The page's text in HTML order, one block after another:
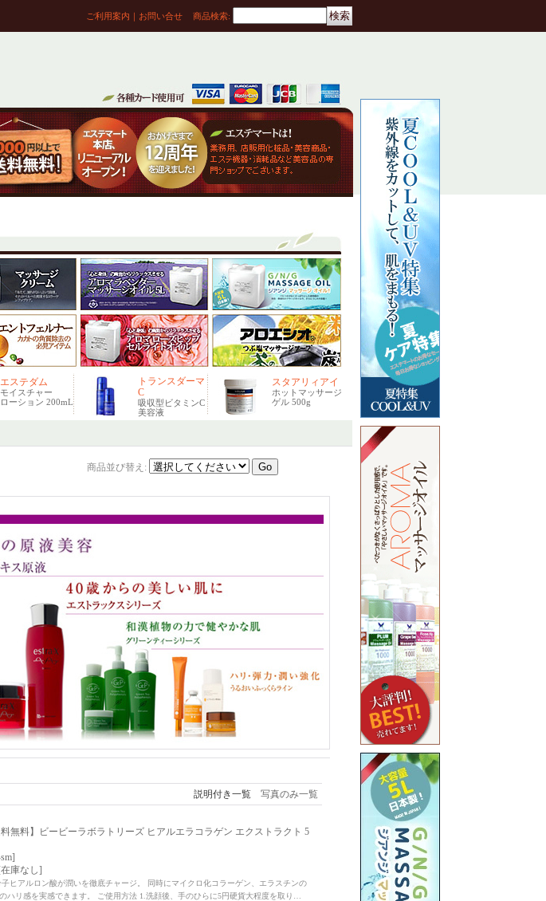
ご利用案内 ｜ お問い合せ 商品検索:
エステダム
モイスチャー
ローション 200mL
トランスダーマ
C
吸収型ビタミンC
美容液
スタアリィアイ
ホットマッサージ
ゲル 500g
商品並び替え :
説明付き一覧 写真のみ一覧
料無料】ビービーラボラトリーズ ヒアルエラコラゲン エクストラクト 5
[在庫なし]
ヒアルロン酸が潤いを徹底チャージ。 同時にマイクロ化コラーゲン、エラスチンの
ハリ感を実感できます。 ご使用方法 1.洗顔後、手のひらに5円硬貨大程度を取り…